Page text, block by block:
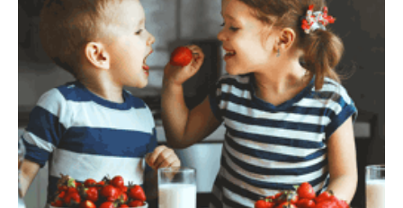
الرضّع
والأطفال